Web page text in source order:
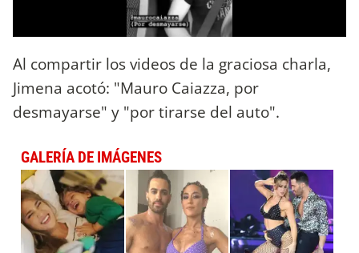
Al compartir los videos de la graciosa charla,
Jimena acotó: "Mauro Caiazza, por
desmayarse" y "por tirarse del auto".
GALERÍA DE IMÁGENES